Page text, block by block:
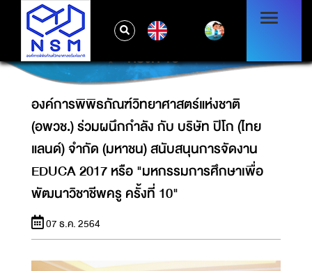
ร่วมผนึกกำลัง กับ บริษัท ปิโก (ไทยแลนด์) จำกัด
(มหาชน) สนับสนุนการจัดงาน EDUCA 2017
หรือ "มหกรรมการศึกษาเพื่อพัฒนาวิชาชีพครู
ครั้งที่ 10"
องค์การพิพิธภัณฑ์วิทยาศาสตร์แห่งชาติ
(อพวช.) ร่วมผนึกกำลัง กับ บริษัท ปิโก (ไทย
แลนด์) จำกัด (มหาชน) สนับสนุนการจัดงาน
EDUCA 2017 หรือ "มหกรรมการศึกษาเพื่อ
พัฒนาวิชาชีพครู ครั้งที่ 10"
07 ธ.ค. 2564